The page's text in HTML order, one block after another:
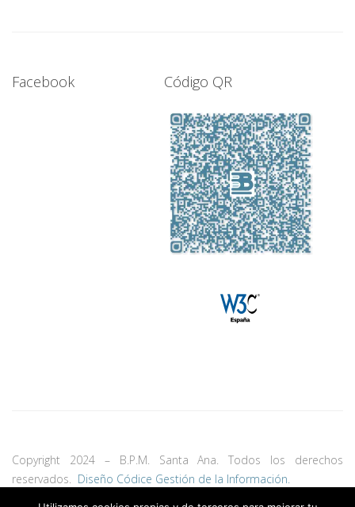
Facebook Código QR
Copyright 2024 – B.P.M. Santa Ana. Todos los derechos
reservados. Diseño Códice Gestión de la Información.